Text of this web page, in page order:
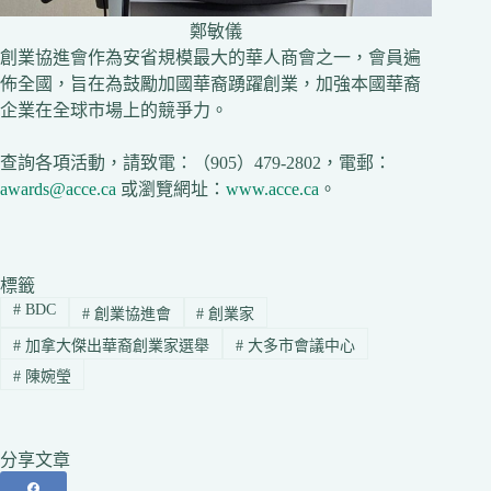
鄭敏儀
創業協進會作為安省規模最大的華人商會之一，會員遍
佈全國，旨在為鼓勵加國華裔踴躍創業，加強本國華裔
企業在全球市場上的競爭力。
查詢各項活動，請致電：（905）479-2802，電郵：
awards@acce.ca 或瀏覽網址： www.acce.ca 。
標籤
#BDC #創業協進會 # 創業家
#加拿大傑出華裔創業家選舉 #大多市會議中心
#陳婉瑩
分享文章